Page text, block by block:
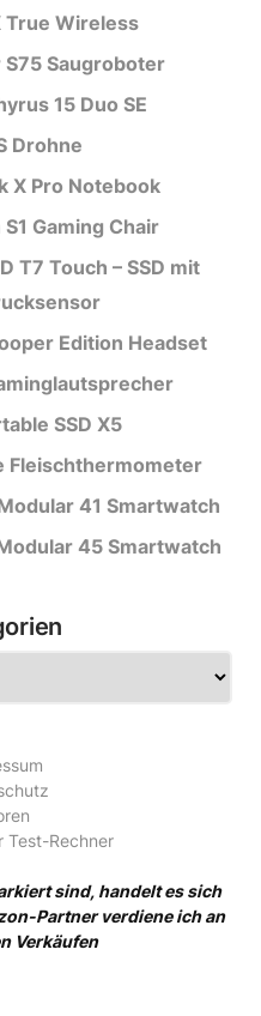
True Wireless
Saugroboter
15 Duo SE
Drohne
X Pro Notebook
Gaming Chair
T7 Touch – SSD mit
Edition Headset
SSD X5
Fleischthermometer
41 Smartwatch
45 Smartwatch
Test-Rechner
sind, handelt es sich
Partner verdiene ich an
Verkäufen